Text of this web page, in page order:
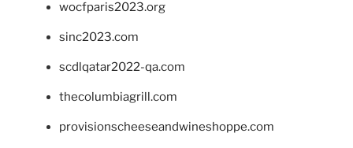
wocfparis2023.org
sinc2023.com
scdlqatar2022-qa.com
thecolumbiagrill.com
provisionscheeseandwineshoppe.com